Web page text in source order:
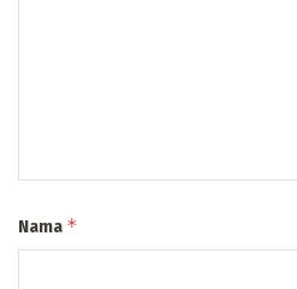
Nama *